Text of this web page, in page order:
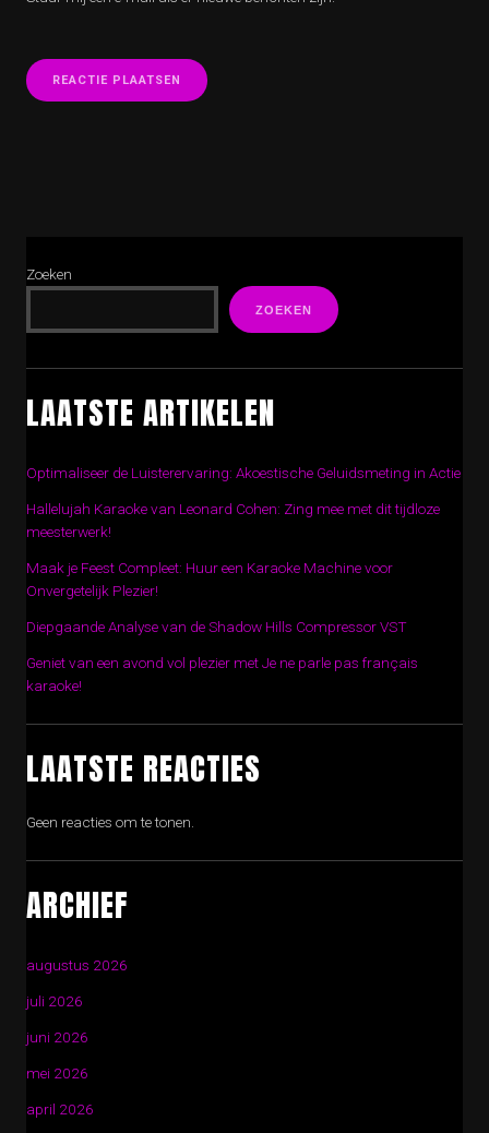
Zoeken
ZOEKEN
LAATSTE ARTIKELEN
Optimaliseer de Luisterervaring: Akoestische Geluidsmeting in Actie
Hallelujah Karaoke van Leonard Cohen: Zing mee met dit tijdloze
meesterwerk!
Maak je Feest Compleet: Huur een Karaoke Machine voor
Onvergetelijk Plezier!
Diepgaande Analyse van de Shadow Hills Compressor VST
Geniet van een avond vol plezier met Je ne parle pas français
karaoke!
LAATSTE REACTIES
Geen reacties om te tonen.
ARCHIEF
augustus 2026
juli 2026
juni 2026
mei 2026
april 2026